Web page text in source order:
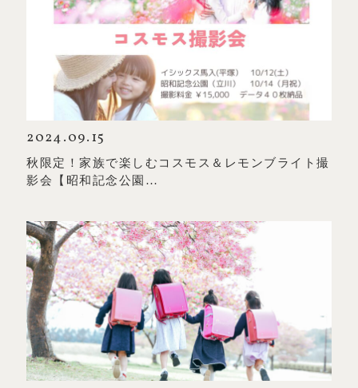
2024.09.15
秋限定！家族で楽しむコスモス＆レモンブライト撮
影会【昭和記念公園…